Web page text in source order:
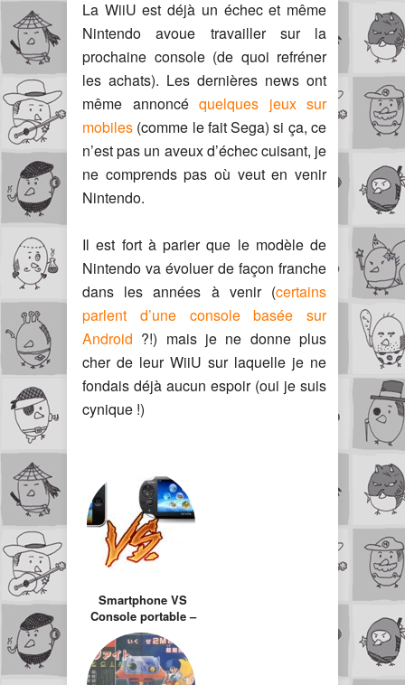
La WiiU est déjà un échec et même
Nintendo avoue travailler sur la
prochaine console (de quoi refréner
les achats). Les dernières news ont
même annoncé quelques jeux sur
mobiles (comme le fait Sega) si ça, ce
n’est pas un aveux d’échec cuisant, je
ne comprends pas où veut en venir
Nintendo.
Il est fort à parier que le modèle de
Nintendo va évoluer de façon franche
dans les années à venir (certains
parlent d’une console basée sur
Android ?!) mais je ne donne plus
cher de leur WiiU sur laquelle je ne
fondais déjà aucun espoir (oui je suis
cynique !)
Smartphone VS
Console portable –
Quel est le
meilleur choix
pour les enfants ?